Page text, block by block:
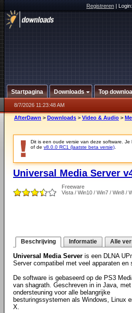
Registreren|
Startpagina Downloads Top
8/7/2026 11:23:48 AM
AfterDawn > Downloads > Video & Audio >
Dit is een oude versie van deze software. Je
of de v8.0.0 RC1 (laatste beta versie)
Universal Media Server
Freeware
Vista / Win10 / Win7 / Win8 /
Beschrijving Informatie Alle
Universal Media Server is een DLNA
Server compatibel met veel apparaten en
De software is gebaseerd op de PS3
van shagrath. Geschreven in in Java, met
ondersteuning voor alle belangrijke
besturingssystemen als Windows, Linux
X.